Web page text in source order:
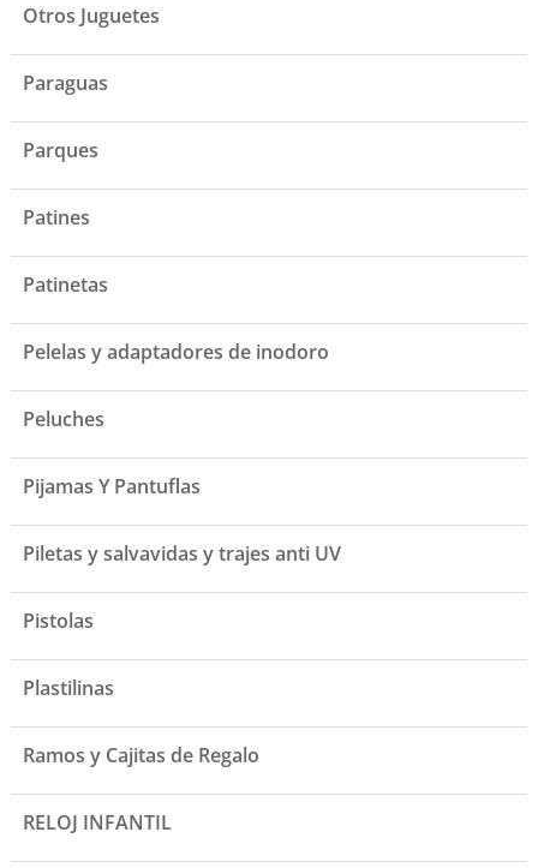
Otros Juguetes
Paraguas
Parques
Patines
Patinetas
Pelelas y adaptadores de inodoro
Peluches
Pijamas Y Pantuflas
Piletas y salvavidas y trajes anti UV
Pistolas
Plastilinas
Ramos y Cajitas de Regalo
RELOJ INFANTIL